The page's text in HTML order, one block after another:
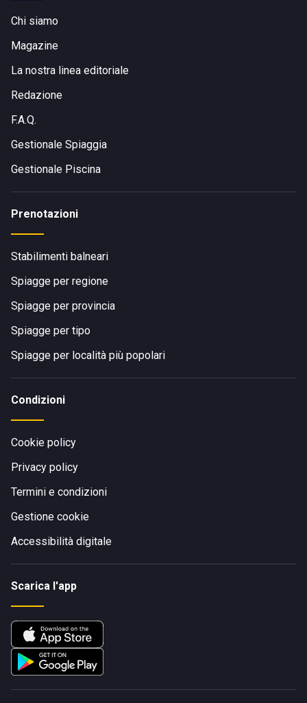
Chi siamo
Magazine
La nostra linea editoriale
Redazione
F.A.Q.
Gestionale Spiaggia
Gestionale Piscina
Prenotazioni
Stabilimenti balneari
Spiagge per regione
Spiagge per provincia
Spiagge per tipo
Spiagge per località più popolari
Condizioni
Cookie policy
Privacy policy
Termini e condizioni
Gestione cookie
Accessibilità digitale
Scarica l'app